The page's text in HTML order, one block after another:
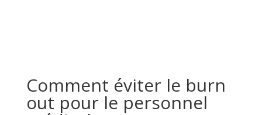
Comment éviter le burn
out pour le personnel